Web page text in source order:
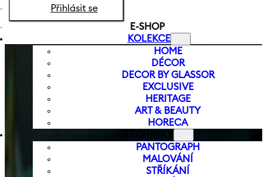
Přihlásit se
E-SHOP
KOLEKCE
HOME
DÉCOR
DECOR BY GLASSOR
EXCLUSIVE
HERITAGE
ART & BEAUTY
HORECA
TECHNIKY
PANTOGRAPH
MALOVÁNÍ
STŘÍKÁNÍ